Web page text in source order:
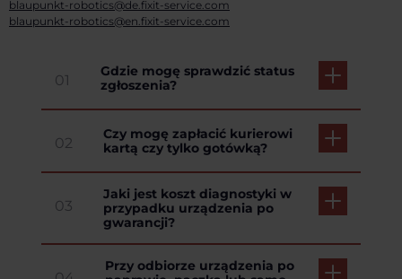
blaupunkt-robotics@de.fixit-service.com
blaupunkt-robotics@en.fixit-service.com
01
Gdzie mogę sprawdzić status
zgłoszenia?
02
Czy mogę zapłacić kurierowi
kartą czy tylko gotówką?
03
Jaki jest koszt diagnostyki w
przypadku urządzenia po
gwarancji?
Przy odbiorze urządzenia po